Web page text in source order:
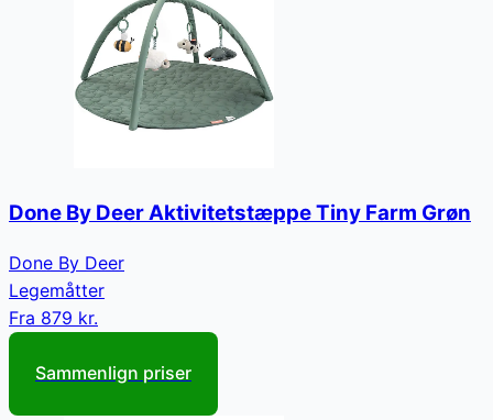
Done By Deer Aktivitetstæppe Tiny Farm Grøn
Done By Deer
Legemåtter
Fra 879 kr.
Sammenlign priser